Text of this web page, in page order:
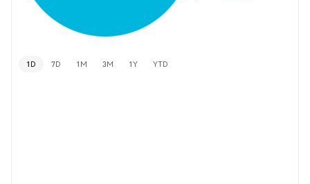
1D 7D 1M 3M 1Y YTD